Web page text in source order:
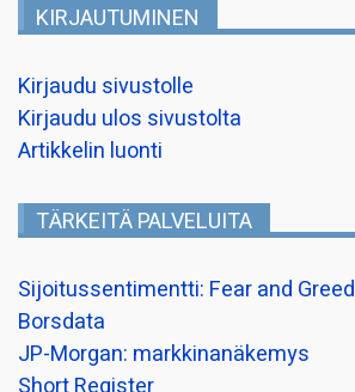
KIRJAUTUMINEN
Kirjaudu sivustolle
Kirjaudu ulos sivustolta
Artikkelin luonti
TÄRKEITÄ PALVELUITA
Sijoitussentimentti: Fear and Greed
Borsdata
JP-Morgan: markkinanäkemys